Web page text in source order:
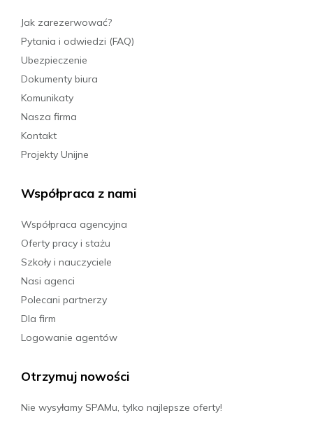
Jak zarezerwować?
Pytania i odwiedzi (FAQ)
Ubezpieczenie
Dokumenty biura
Komunikaty
Nasza firma
Kontakt
Projekty Unijne
Współpraca z nami
Współpraca agencyjna
Oferty pracy i stażu
Szkoły i nauczyciele
Nasi agenci
Polecani partnerzy
Dla firm
Logowanie agentów
Otrzymuj nowości
Nie wysyłamy SPAMu, tylko najlepsze oferty!